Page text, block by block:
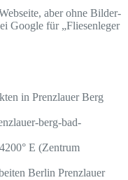
aber ohne Bilder-
Google für „Fliesenleger
in Prenzlauer Berg
berg-bad-
E (Zentrum
Berlin Prenzlauer